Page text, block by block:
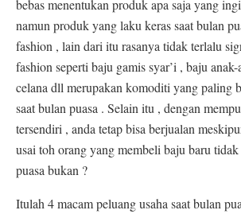
bebas menentukan produk apa saja yang
namun produk yang laku keras saat bulan
fashion , lain dari itu rasanya tidak terlalu
fashion seperti baju gamis syar’i , baju
celana dll merupakan komoditi yang paling
saat bulan puasa . Selain itu , dengan
tersendiri , anda tetap bisa berjualan
usai toh orang yang membeli baju baru tidak
puasa bukan ?
Itulah 4 macam peluang usaha saat bulan